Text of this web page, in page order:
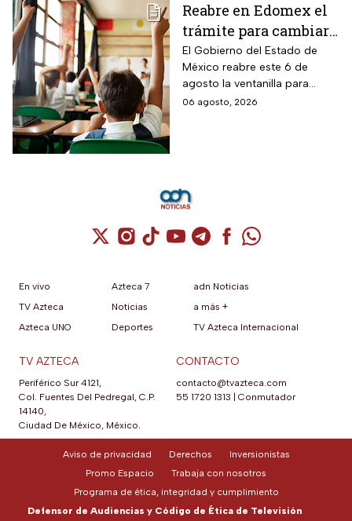
Reabre en Edomex el
trámite para cambiar
de escuela a tus hijos
en preescolar,
primaria o secundaria:
es gratis y esta es la
El Gobierno del Estado de
México reabre este 6 de
agosto la ventanilla para
quienes buscan un cambio de
06 agosto, 2026
Cuenta de X / Twitter (se abre en una
Cuenta de Instagram (se abre en una
Cuenta de TikTok (se abre en
Cuenta de YouTube (se abre
Cuenta de Telegram (se
Cuenta de
Cuenta de
En vivo
TV Azteca
Azteca UNO
Azteca 7
Noticias
Deportes
adn Noticias
a más +
TV Azteca Internacional
TV AZTECA
Periférico Sur 4121,
Col. Fuentes Del Pedregal, C.P.
14140,
Ciudad De México, México.
CONTACTO
contacto@tvazteca.com
55 1720 1313
Conmutador
Aviso de privacidad Derechos
Inversionistas
Promo Espacio
Trabaja con nosotros
Programa de ética, integridad y cumplimiento
Defensor de Audiencias y Código de Ética de Televisión